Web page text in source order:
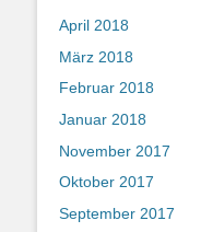
April 2018
März 2018
Februar 2018
Januar 2018
November 2017
Oktober 2017
September 2017